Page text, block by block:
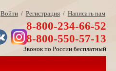
Войти/ Регистрация/ Написать нам
8-800-234-66-52
8-800-550-57-13
Звонок по России бесплатный